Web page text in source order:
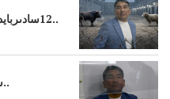
12سادىربايدىتاعىسى كەلە12نجىلعاۇقا مەس..
سوتتولەنگەناپتار ايىبە؟ۋ تسوتتاعىا..